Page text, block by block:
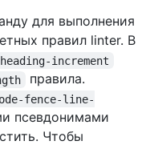
для выполнения
правил linter. В
heading-increment
правила.
fence-line-
псевдонимами
Чтобы